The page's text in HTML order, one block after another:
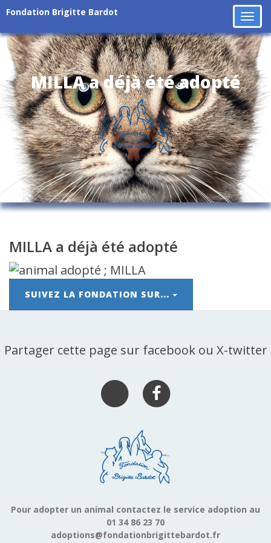
Fondation Brigitte Bardot
MILLA a déjà été adopté
MILLA a déjà été adopté
SUIVEZ LA FONDATION SUR...
Partager cette page sur facebook ou X-twitter
Pour adopter un animal contactez le service adoption au
01 34 86 23 70
adoptions@fondationbrigittebardot.fr